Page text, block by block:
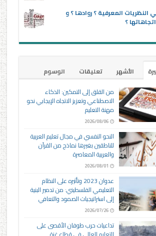
النظريات المعرفية ؟ روادها ؟ و
؟
الأشهر تعليقات
الوسوم
من القلق إلى التمكين: الذكاء
الاصطناعي وتعزيز الاتجاه الإيجابي نحو
مهنة التعليم
2026/08/06
النحو النفسي في مجال تعليم العربية
للناطقين بغيرها نماذج من القرآن
والعربية المعاصرة
2026/08/01
عدوان 2023 وتأثيره على النظام
التعليمي الفلسطيني: من تدمير البنية
إلى استراتيجيات الصمود والتعافي
2026/07/26
تداعيات حرب طوفان الأقصى على